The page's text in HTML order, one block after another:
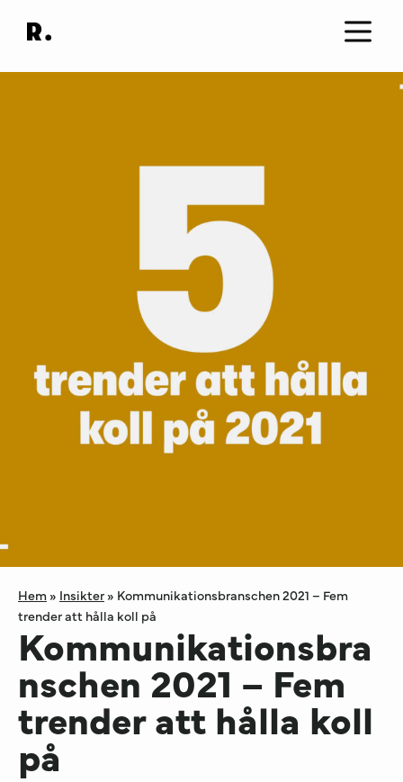
Hem » Insikter » Kommunikationsbranschen 2021 – Fem
trender att hålla koll på
Kommunikationsbra
nschen 2021 – Fem
trender att hålla koll
på